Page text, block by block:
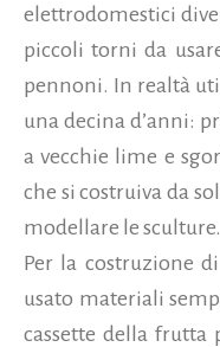
elettrodomestici
piccoli torni da
pennoni. In realtà
una decina d’anni:
a vecchie lime e
che si costruiva da
modellare le
Per la costruzione
usato materiali
cassette della frutta